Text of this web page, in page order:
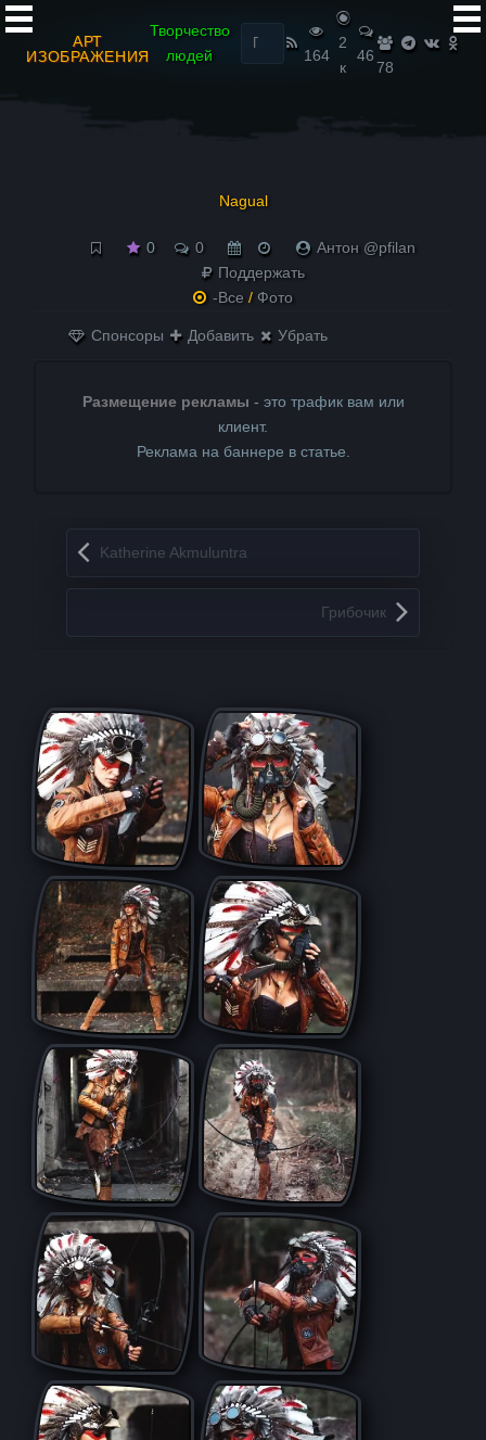
АРТ
ИЗОБРАЖЕНИЯ
Творчество
людей
Найти:
164
2
к
46
78
Nagual
0 0
Антон @pfilan
Поддержать
-Все / Фото
Спонсоры Добавить Убрать
Размещение рекламы - это трафик вам или
клиент.
Реклама на баннере в статье.
Запись навигация
Katherine Akmuluntra
Грибочик